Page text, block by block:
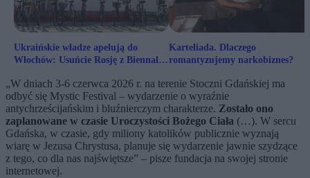
Ukraińskie władze apelują do
Włochów: Usuńcie Rosję z Biennale
Karteliada. Dlaczego
romantyzujemy narkobiznes?
„W dniach 3-6 czerwca 2026 r. na terenie Stoczni Gdańskiej ma
odbyć się Mystic Festival – wydarzenie o wyraźnie
antychrześcijańskim i bluźnierczym charakterze. Zostało ono
zaplanowane w czasie Uroczystości Bożego Ciała (…). W sercu
Gdańska, w czasie, gdy miliony katolików publicznie wyznają
wiarę w Jezusa Chrystusa, planuje się wydarzenie jawnie szydzące
z tego, co dla nas najświętsze” – pisze fundacja na swojej stronie
internetowej.